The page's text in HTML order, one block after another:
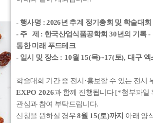
학회소식
Korean Society for Food
- 행사명 :2026년 추계 정기총회 및 학술대회
- 주 제 : 한국산업식품공학회 30년의 기록-
통한 미래 푸드테크
- 일시 및 장소 : 10월 15(목)~17(토),대구 엑
학술대회 기간 중 전시 ·홍보할 수 있는 전시
EXPO 2026과 함께 진행됩니다[*첨부파일
관심과 참여 부탁드립니다.
신청을 원하실 경우8월 15(토)까지 아래 양